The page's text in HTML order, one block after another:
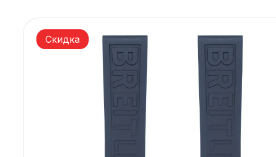
Новосибирск
Архангельск
Иркутск
Владивосток
Скидка